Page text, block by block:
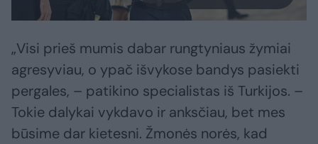
„Visi prieš mumis dabar rungtyniaus žymiai
agresyviau, o ypač išvykose bandys pasiekti
pergales, – patikino specialistas iš Turkijos. –
Tokie dalykai vykdavo ir anksčiau, bet mes
būsime dar kietesni. Žmonės norės, kad